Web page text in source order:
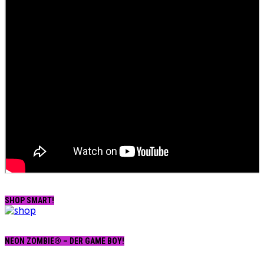
SHOP SMART!
NEON ZOMBIE® – DER GAME BOY!